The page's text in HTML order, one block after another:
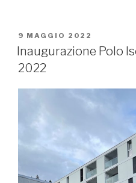
PUBBLICATO
IL
9 MAGGIO 2022
Inaugurazione Polo
2022